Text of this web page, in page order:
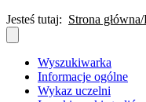
Jesteś tutaj: Strona główna
Wyszukiwarka
Informacje ogólne
Wykaz uczelni